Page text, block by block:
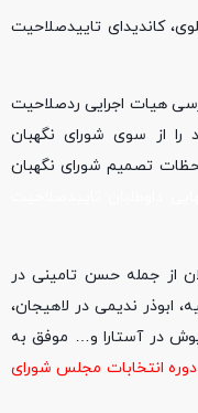
کاندیدای تاییدصلاحیت
هیات اجرایی ردصلاحیت
را از سوی شورای نگهبان
تصمیم شورای نگهبان
از جمله حسن تامینی در
ابوذر ندیمی در لاهیجان،
در آستارا و… موفق به
انتخابات مجلس شورای